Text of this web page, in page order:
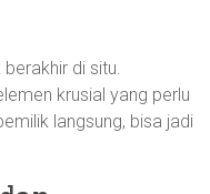
di situ.
krusial yang perlu
langsung, bisa jadi